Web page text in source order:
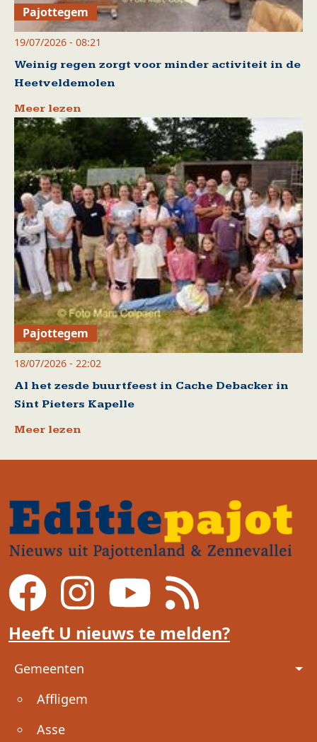
Pajottegem
19/07/2026 - 08:21
Weinig regen zorgt voor minder activiteit in de
Heetveldemolen
Meer lezen
Pajottegem
18/07/2026 - 22:02
Al het zesde buurtfeest in Cache Debacker in
Sint Pieters Kapelle
Meer lezen
Heeft U nieuws te melden?
Voet
Gemeenten
Affligem
Asse